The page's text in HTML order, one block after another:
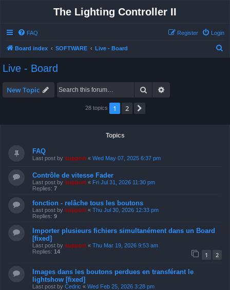
The Lighting Controller II
FAQ Login
Register
Board index SOFTWARE Live - Board
Live - Board
New Topic Search
28 topics 1 2
Topics
FAQ
Last post by support « Wed May 07, 2025 6:37 pm
Contrôle de vitesse Fader
Last post by support « Fri Jul 31, 2026 11:30 pm
Replies: 7
fonction - relâche tous les boutons
Last post by support « Thu Jul 30, 2026 12:33 pm
Replies: 9
Importer plusieurs fichiers simultanément dans un Board
[fixed]
Last post by support « Thu Mar 19, 2026 9:53 am
Replies: 14 1 2
Images dans les boutons perdues en transférant le
lightshow [fixed]
Last post by Cedric « Wed Feb 25, 2026 3:28 pm